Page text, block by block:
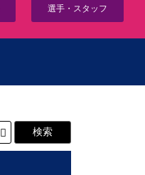
選手・スタッフ